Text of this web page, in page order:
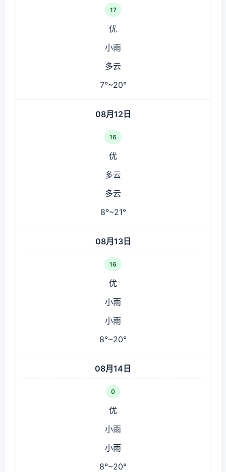
17
优
小雨
多云
7°~20°
08月12日
16
优
多云
多云
8°~21°
08月13日
16
优
小雨
小雨
8°~20°
08月14日
0
优
小雨
小雨
8°~20°